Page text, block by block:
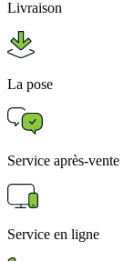
Livraison
La pose
Service après-vente
Service en ligne